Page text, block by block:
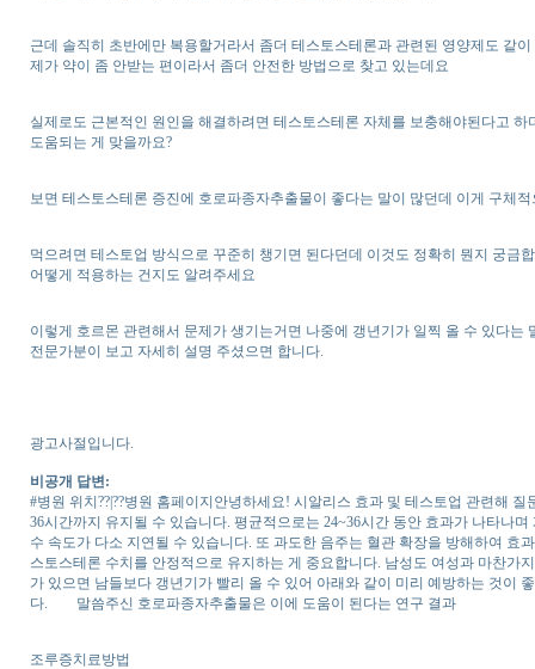
근데 솔직히 초반에만 복용할거라서 좀더 테스토스테론과 관련된 영양제도 같
제가 약이 좀 안받는 편이라서 좀더 안전한 방법으로 찾고 있는데요
실제로도 근본적인 원인을 해결하려면 테스토스테론 자체를 보충해야된다고 하
도움되는 게 맞을까요?
보면 테스토스테론 증진에 호로파종자추출물이 좋다는 말이 많던데 이게 구체
먹으려면 테스토업 방식으로 꾸준히 챙기면 된다던데 이것도 정확히 뭔지 궁금
어떻게 적용하는 건지도 알려주세요
이렇게 호르몬 관련해서 문제가 생기는거면 나중에 갱년기가 일찍 올 수 있다는
전문가분이 보고 자세히 설명 주셨으면 합니다.
광고사절입니다.
비공개 답변:
#병원 위치??|??병원 홈페이지안녕하세요! 시알리스 효과 및 테스토업 관련해
36시간까지 유지될 수 있습니다. 평균적으로는 24~36시간 동안 효과가 나타나
수 속도가 다소 지연될 수 있습니다. 또 과도한 음주는 혈관 확장을 방해하여
스토스테론 수치를 안정적으로 유지하는 게 중요합니다. 남성도 여성과 마찬가
가 있으면 남들보다 갱년기가 빨리 올 수 있어 아래와 같이 미리 예방하는 것
다. 말씀주신 호로파종자추출물은 이에 도움이 된다는 연구 결과
조루증치료방법